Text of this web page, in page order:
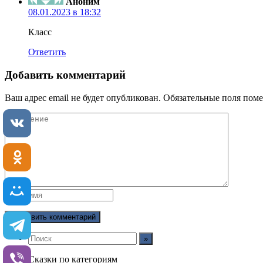
08.01.2023 в 18:32
Класс
Ответить
Добавить комментарий
Ваш адрес email не будет опубликован. Обязательные поля
Сказки по категориям